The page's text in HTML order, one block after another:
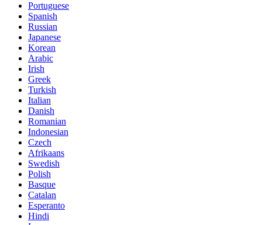
Portuguese
Spanish
Russian
Japanese
Korean
Arabic
Irish
Greek
Turkish
Italian
Danish
Romanian
Indonesian
Czech
Afrikaans
Swedish
Polish
Basque
Catalan
Esperanto
Hindi